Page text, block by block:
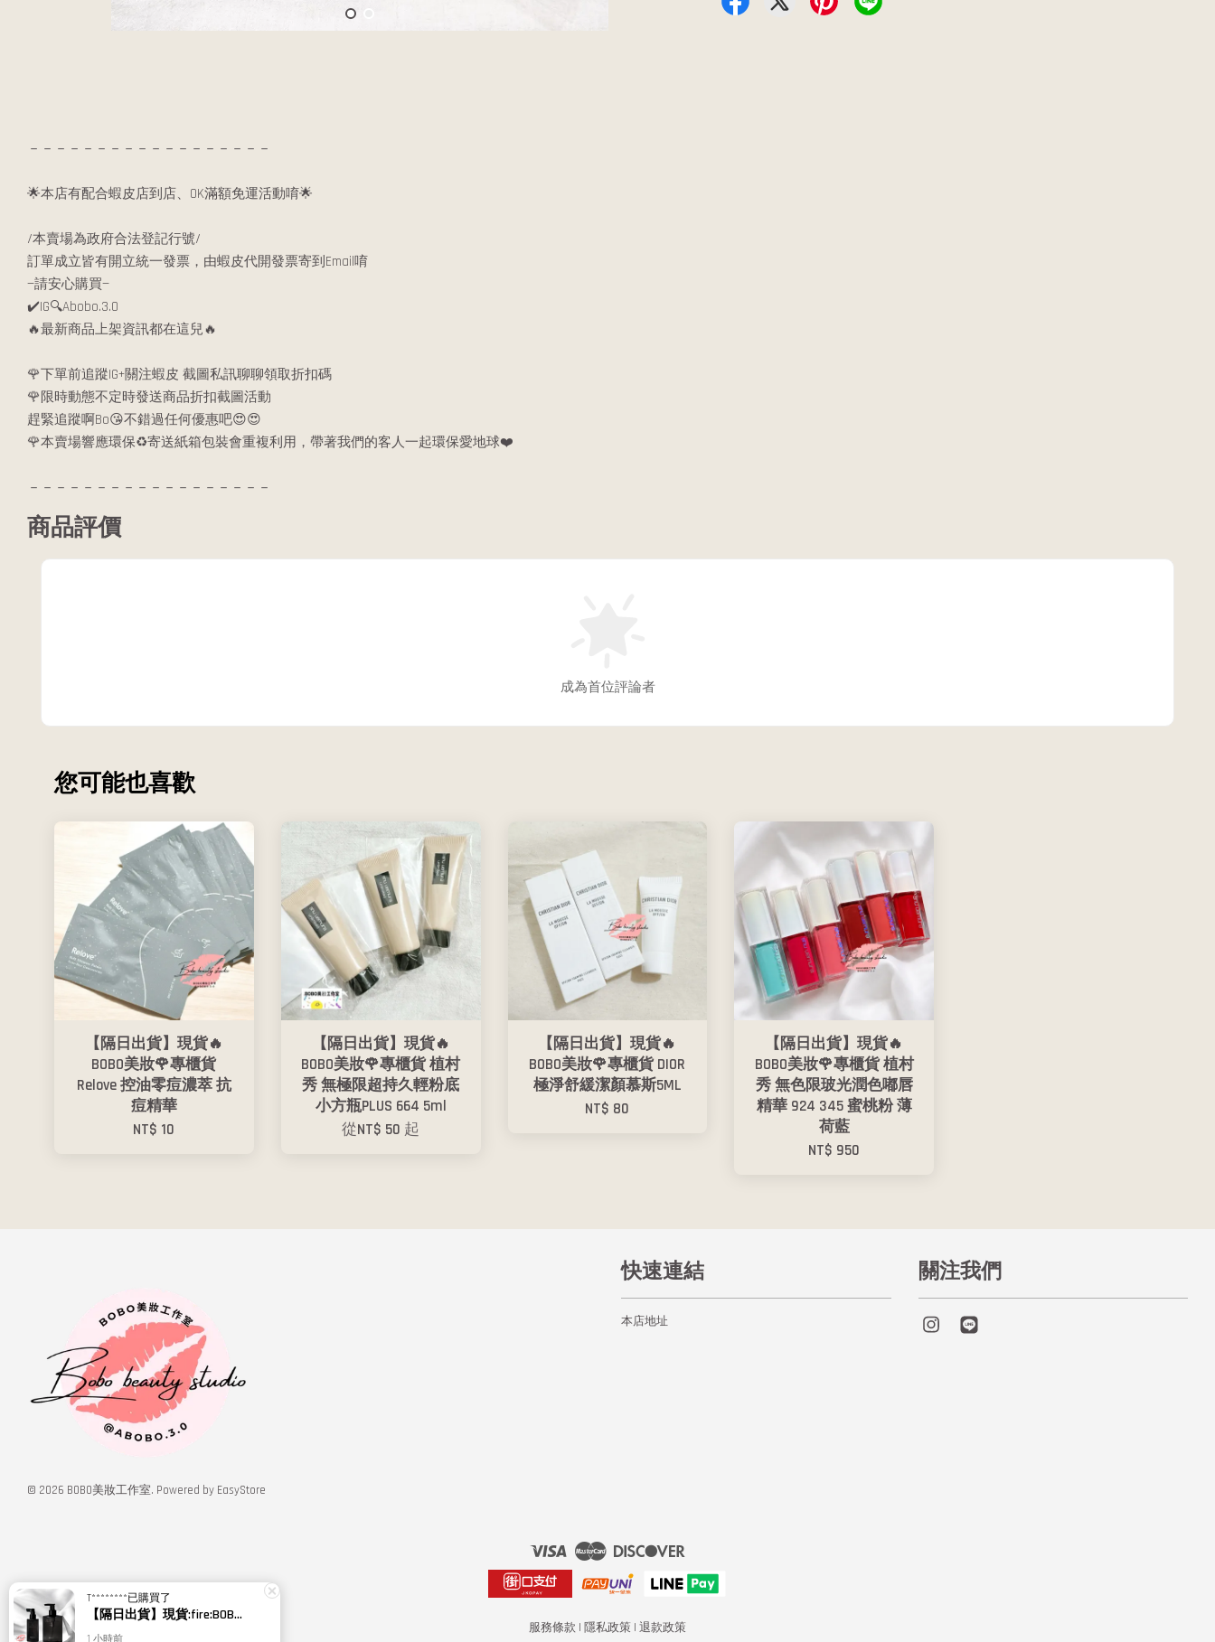
－－－－－－－－－－－－－－－－－－
🌟本店有配合蝦皮店到店、OK滿額免運活動唷🌟
/本賣場為政府合法登記行號/
訂單成立皆有開立統一發票，由蝦皮代開發票寄到Email唷
—請安心購買—
✔️IG🔍Abobo.3.0
🔥最新商品上架資訊都在這兒🔥
🌹下單前追蹤IG+關注蝦皮 截圖私訊聊聊領取折扣碼
🌹限時動態不定時發送商品折扣截圖活動
趕緊追蹤啊Bo😘不錯過任何優惠吧😍😍
🌹本賣場響應環保♻️寄送紙箱包裝會重複利用，帶著我們的客人一起環保愛地球❤️
－－－－－－－－－－－－－－－－－－
商品評價
成為首位評論者
您可能也喜歡
【隔日出貨】現貨🔥
BOBO美妝🌹專櫃貨
Relove 控油零痘濃萃 抗
痘精華
NT$ 10
【隔日出貨】現貨🔥
BOBO美妝🌹專櫃貨 植村
秀 無極限超持久輕粉底
小方瓶PLUS 664 5ml
從NT$ 50 起
【隔日出貨】現貨🔥
BOBO美妝🌹專櫃貨 DIOR
極淨舒緩潔顏慕斯5ML
NT$ 80
【隔日出貨】現貨🔥
BOBO美妝🌹專櫃貨 植村
秀 無色限玻光潤色嘟唇
精華 924 345 蜜桃粉 薄
荷藍
NT$ 950
© 2026 BOBO美妝工作室. Powered by EasyStore
快速連結
本店地址
關注我們
Instagram
Visa Master
服務條款 | 隱私政策 | 退款政策
T********已購買了
【隔日出貨】現貨:fire:BOBO美妝:rose:專櫃貨 RELOVE 黑泌肽豐盈洗髮精450ml 黑泌肽養髮液 100ml 12%
1 小時前